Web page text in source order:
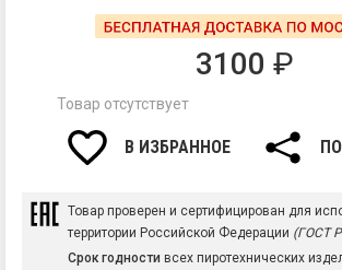
3100 ₽
Товар отсутствует
В ИЗБРАННОЕ
Товар проверен и сертифицирован для
территории Российской Федерации (ГОСТ
Срок годности всех пиротехнических